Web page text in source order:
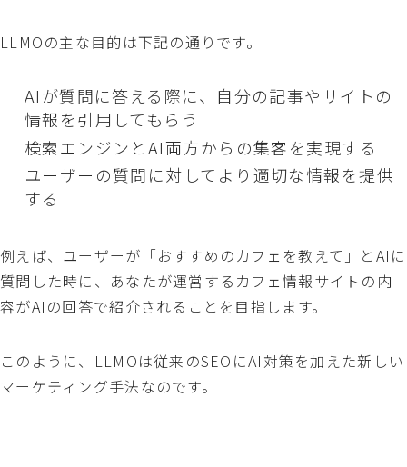
LLMOの主な目的は下記の通りです。
AIが質問に答える際に、自分の記事やサイトの
情報を引用してもらう
検索エンジンとAI両方からの集客を実現する
ユーザーの質問に対してより適切な情報を提供
する
例えば、ユーザーが「おすすめのカフェを教えて」とAIに
質問した時に、あなたが運営するカフェ情報サイトの内
容がAIの回答で紹介されることを目指します。
このように、LLMOは従来のSEOにAI対策を加えた新しい
マーケティング手法なのです。